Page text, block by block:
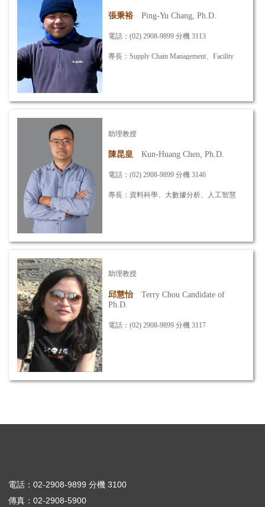
張秉裕 Ping-Yu Chang, Ph.D.
電話：(02) 2908-9899 分機 3113
專長：Supply Chain Management、Facility
詳細資訊
助理教授
陳昆皇 Kun-Huang Chen, Ph.D.
電話：(02) 2908-9899 分機 3146
專長：資料科學、大數據分析、人工智慧
助理教授
邱慧怡 Terry Chou Candidate of
Ph.D.
電話：(02) 2908-9899 分機 3117
信箱：terry@mail.mcut.edu.tw
詳細資訊
電話：02-2908-9899 分機 3100
傳真：02-2908-5900